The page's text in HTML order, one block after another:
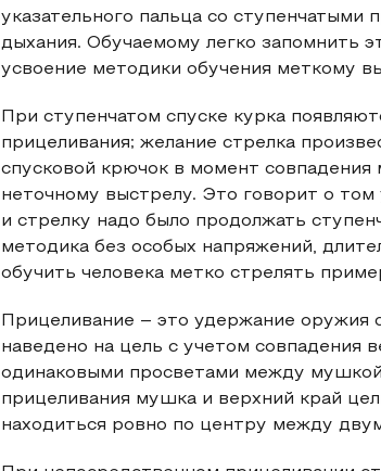
указательного пальца со
дыхания. Обучаемому легко запомнить
усвоение методики обучения меткому
При ступенчатом спуске курка
прицеливания; желание стрелка
спусковой крючок в момент
неточному выстрелу. Это говорит о
и стрелку надо было продолжать
методика без особых напряжений,
обучить человека метко стрелять
Прицеливание – это удержание
наведено на цель с учетом совпадения
одинаковыми просветами между
прицеливания мушка и верхний край
находиться ровно по центру между